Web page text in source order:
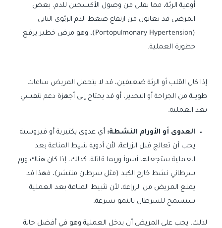
أوعية الرئة، مما يقلل من وصول الأكسجين للدم. بعض
المرضى قد يعانون من ارتفاع ضغط الدم الرئوي البابي
(Portopulmonary Hypertension)، وهو مرض خطير يرفع
خطورة العملية.
إذا كان القلب أو الرئة ضعيفين، قد لا يتحمل المريض ساعات
طويلة من الجراحة أو التخدير، أو قد يحتاج إلى أجهزة دعم تنفسي
بعد العملية.
العدوى أو الأورام النشطة: أي عدوى بكتيرية أو فيروسية
يجب أن تعالج قبل الزراعة، لأن أدوية تثبيط المناعة بعد
العملية ستجعلها أسوأ وربما قاتلة. كذلك، إذا كان هناك ورم
سرطاني نشط خارج الكبد (مثل سرطان منتشر)، فهذا قد
يمنع المريض من الزراعة، لأن تثبيط المناعة بعد العملية
سيسمح للسرطان بالنمو بسرعة.
لذلك، يجب على المريض أن يدخل العملية وهو في أفضل حالة